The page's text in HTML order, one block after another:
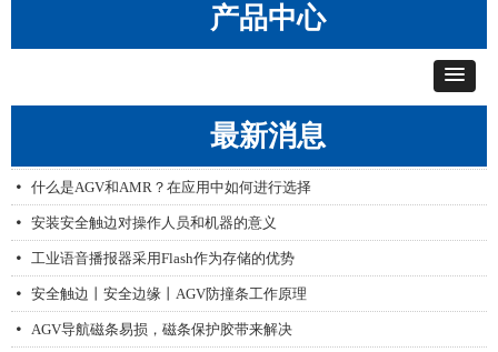
产品中心
最新消息
AGV无线漫游网桥，让AGV不掉线
넸 什么是AGV和AMR？在应用中如何进行选择
넸 安装安全触边对操作人员和机器的意义
넸 工业语音播报器采用Flash作为存储的优势
넸 安全触边丨安全边缘丨AGV防撞条工作原理
넸 AGV导航磁条易损，磁条保护胶带来解决